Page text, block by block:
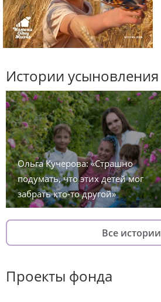
Истории усыновления
Ольга Кучерова: «Страшно
подумать, что этих детей мог
забрать кто-то другой»
Все истории
Проекты фонда